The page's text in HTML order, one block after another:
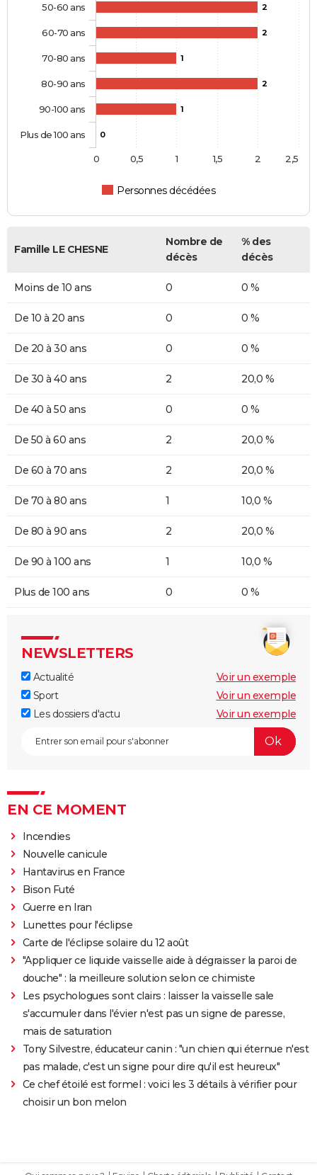
2
2
1
2
1
0
Personnes décédées
50-60 ans
60-70 ans
70-80 ans
80-90 ans
90-100 ans
Plus de 100 ans
0 0,5 1 1,5 2 2,5
Famille LE CHESNE
Nombre de
décès
% des
décès
Moins de 10 ans 0 0 %
De 10 à 20 ans 0 0 %
De 20 à 30 ans 0 0 %
De 30 à 40 ans 2 20,0 %
De 40 à 50 ans 0 0 %
De 50 à 60 ans 2 20,0 %
De 60 à 70 ans 2 20,0 %
De 70 à 80 ans 1 10,0 %
De 80 à 90 ans 2 20,0 %
De 90 à 100 ans 1 10,0 %
Plus de 100 ans 0 0 %
NEWSLETTERS
Actualité
Voir un exemple
Sport
Voir un exemple
Les dossiers d'actu
Voir un exemple
EN CE MOMENT
Incendies
Nouvelle canicule
Hantavirus en France
Bison Futé
Guerre en Iran
Lunettes pour l'éclipse
Carte de l'éclipse solaire du 12 août
"Appliquer ce liquide vaisselle aide à dégraisser la paroi de
douche" : la meilleure solution selon ce chimiste
Les psychologues sont clairs : laisser la vaisselle sale
s'accumuler dans l'évier n'est pas un signe de paresse,
mais de saturation
Tony Silvestre, éducateur canin : "un chien qui éternue n'est
pas malade, c'est un signe pour dire qu'il est heureux"
Ce chef étoilé est formel : voici les 3 détails à vérifier pour
choisir un bon melon